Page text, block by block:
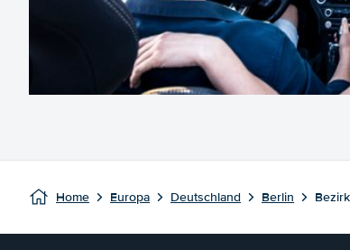
Home Europa Deutschland Berlin